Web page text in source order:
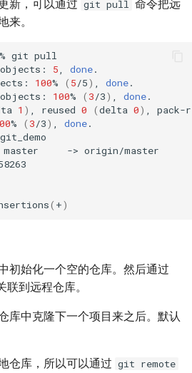
新，可以通过 git pull 命令把远
来。
% git pull
objects: 5, done.
100% ( 5/5) , done.
objects: 100% ( 3/3) , done.
1 ) , reused 0 (delta 0) ,
pack-
% ( 3/3) , done.
master -> origin/master
( +)
初始化一个空的仓库。然后通过
联到远程仓库。
库中克隆下一个项目来之后。默认
仓库，所以可以通过 git remote